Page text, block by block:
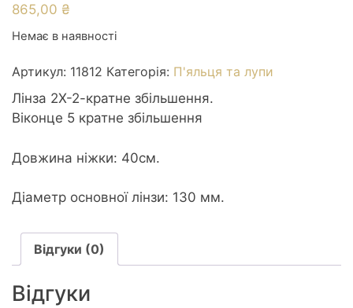
865,00 ₴
Немає в наявності
Артикул: 11812 Категорія: П'яльця та лупи
Лінза 2Х-2-кратне збільшення.
Віконце 5 кратне збільшення
Довжина ніжки: 40см.
Діаметр основної лінзи: 130 мм.
Відгуки (0)
Відгуки